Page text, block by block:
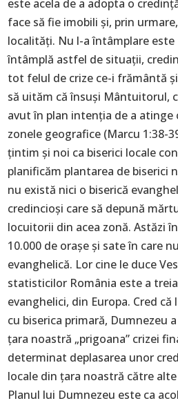
este acela de a adopta o
face să fie imobili și, prin
localități. Nu l-a întâmplare
întâmplă astfel de situații,
tot felul de crize ce-i frământă
să uităm că însuși Mântuitorul,
avut în plan intenția de a atinge
zonele geografice (Marcu 1:38-
țintim și noi ca biserici locale
planificăm plantarea de biserici
nu există nici o biserică
credincioși care să depună
locuitorii din acea zonă. Astăzi
10.000 de orașe și sate în care
evanghelică. Lor cine le duce
statisticilor România este a
evanghelici, din Europa. Cred
cu biserica primară, Dumnezeu
țara noastră „prigoana” crizei
determinat deplasarea unor
locale din țara noastră către
Planul lui Dumnezeu este ca